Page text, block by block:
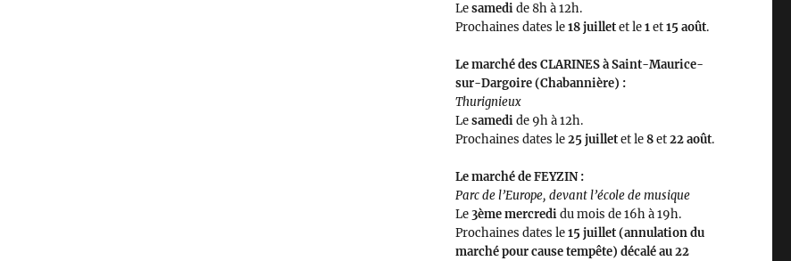
Lesamedide 8h à 12h.
Prochaines dates le18juilletet le1et15août.
Le marché des CLARINES à Saint-Maurice-
sur-Dargoire (Chabannière) :
Thurignieux
Lesamedide 9h à 12h.
Prochaines dates le25 juilletet le8et22 août.
Le marché de FEYZIN :
Parc de l’Europe, devant l’école de musique
Le3èmemercredidu mois de 16h à 19h.
Prochaines dates le15 juillet (annulation du
marché pour cause tempête) décalé au 22